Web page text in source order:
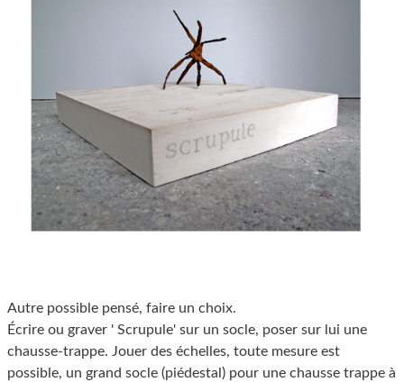
Autre possible pensé, faire un choix.
Écrire ou graver ' Scrupule' sur un socle, poser sur lui une
chausse-trappe. Jouer des échelles, toute mesure est
possible, un grand socle (piédestal) pour une chausse trappe à